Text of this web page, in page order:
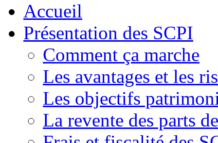
Accueil
Présentation des SCPI
Comment ça marche
Les avantages et les
Les objectifs
La revente des parts